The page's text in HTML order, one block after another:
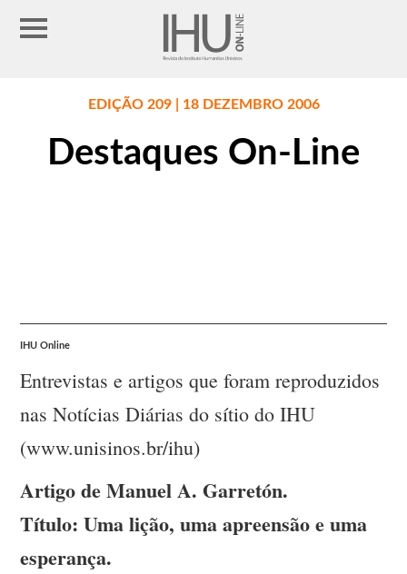
EDIÇÃO 209 | 18 DEZEMBRO 2006
Destaques On-Line
IHU Online
Entrevistas e artigos que foram reproduzidos
nas Notícias Diárias do sítio do IHU
(www.unisinos.br/ihu)
Artigo de Manuel A. Garretón.
Título: Uma lição, uma apreensão e uma
esperança.